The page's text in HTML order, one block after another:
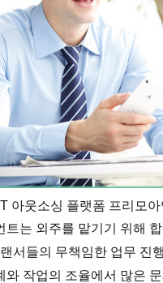
아웃소싱 플랫폼 프리모아
트는 외주를 맡기기 위해
서들의 무책임한 업무 진
와 작업의 조율에서 많은